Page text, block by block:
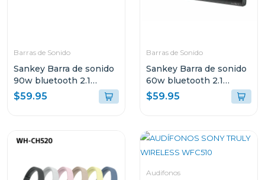
Barras de Sonido
Sankey Barra de sonido
90w bluetooth 2.1
canales + subwoofer
hmt83
$59.95
Barras de Sonido
Sankey Barra de sonido
60w bluetooth 2.1
canales + subwoofer
hmt66
$59.95
Audifonos